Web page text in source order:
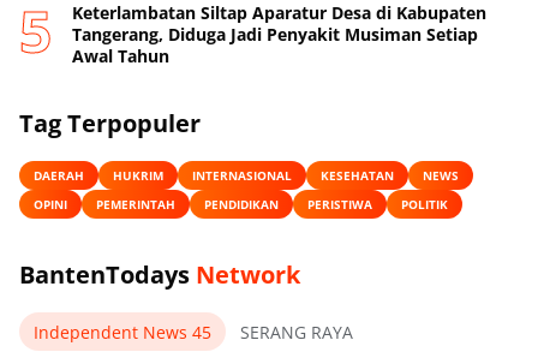
Keterlambatan Siltap Aparatur Desa di Kabupaten
Tangerang, Diduga Jadi Penyakit Musiman Setiap
Awal Tahun
Tag Terpopuler
DAERAH HUKRIM INTERNASIONAL KESEHATAN
NEWS
OPINI
PEMERINTAH PENDIDIKAN PERISTIWA POLITIK
BantenTodays Network
Independent News 45 SERANG RAYA